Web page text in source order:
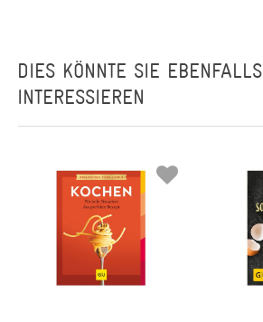
DIES KÖNNTE SIE EBENFALLS
INTERESSIEREN